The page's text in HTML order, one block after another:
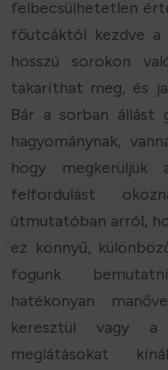
felbecsülhetetlen
főutcáktól kezdve
hosszú sorokon
takaríthat meg, és
Bár a sorban állást
hagyománynak,
hogy megkerüljük
felfordulást
útmutatóban arról,
ez könnyű,
fogunk
hatékonyan
keresztül vagy
meglátásokat